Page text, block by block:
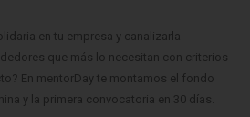
en tu empresa y canalizarla
que más lo necesitan con criterios
En mentorDay te montamos el fondo
y la primera convocatoria en 30 días.